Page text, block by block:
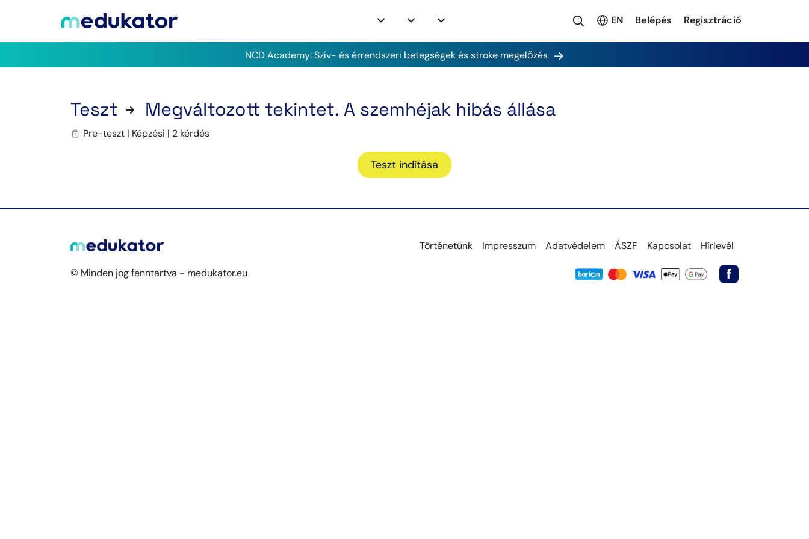
NCD Academy: Szív- és érrendszeri betegségek és stroke megelőzés
EN Belépés Regisztráció
Teszt Megváltozott tekintet. A szemhéjak hibás állása
Pre-teszt | Képzési | 2 kérdés
Teszt indítása
Történetünk Impresszum Adatvédelem ÁSZF Kapcsolat Hírlevél
© Minden jog fenntartva - medukator.eu